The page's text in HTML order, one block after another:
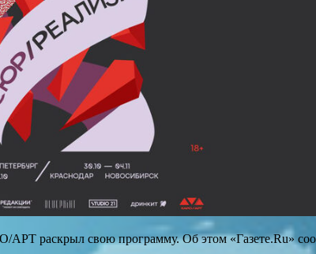
АРТ раскрыл свою программу. Об этом «Газете.Ru»